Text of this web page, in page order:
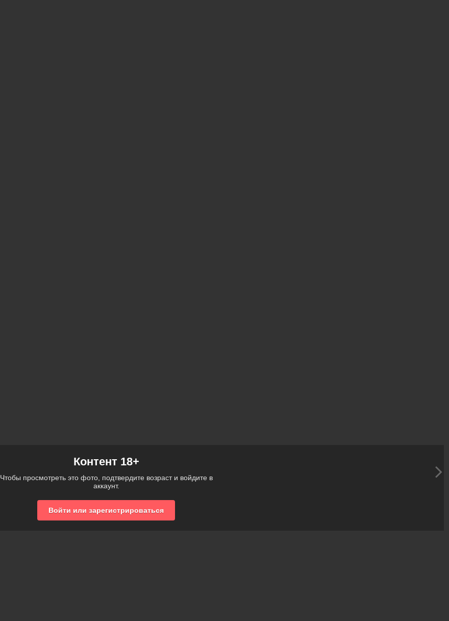
Контент 18+
Чтобы просмотреть это фото, подтвердите возраст и войдите в
аккаунт.
Войти или зарегистрироваться